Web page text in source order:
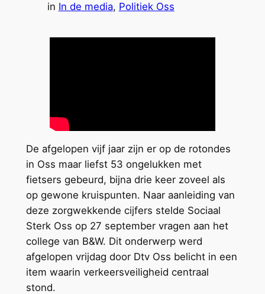
in In de media, Politiek Oss
De afgelopen vijf jaar zijn er op de rotondes
in Oss maar liefst 53 ongelukken met
fietsers gebeurd, bijna drie keer zoveel als
op gewone kruispunten. Naar aanleiding van
deze zorgwekkende cijfers stelde Sociaal
Sterk Oss op 27 september vragen aan het
college van B&W. Dit onderwerp werd
afgelopen vrijdag door Dtv Oss belicht in een
item waarin verkeersveiligheid centraal
stond.